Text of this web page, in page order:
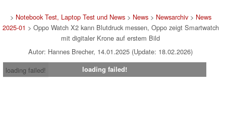
> Notebook Test, Laptop Test und News> News> Newsarchiv> News
2025-01 > Oppo Watch X2 kann Blutdruck messen, Oppo zeigt Smartwatch
mit digitaler Krone auf erstem Bild
Autor: Hannes Brecher, 14.01.2025 (Update: 18.02.2026)
loading failed!
loading failed!